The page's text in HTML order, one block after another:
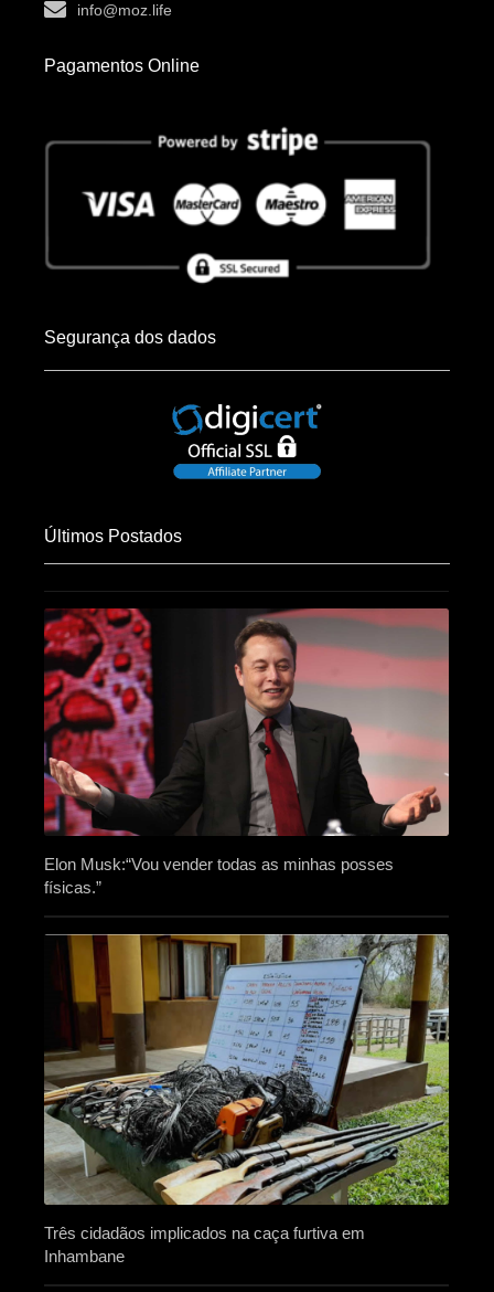
info@moz.life
Pagamentos Online
Segurança dos dados
Últimos Postados
Elon Musk:“Vou vender todas as minhas posses
físicas.”
Três cidadãos implicados na caça furtiva em
Inhambane